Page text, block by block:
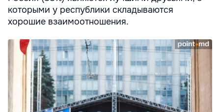
которыми у республики складываются
хорошие взаимоотношения.